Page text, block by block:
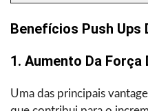
Benefícios Push Ups
1. Aumento Da Força
Uma das principais